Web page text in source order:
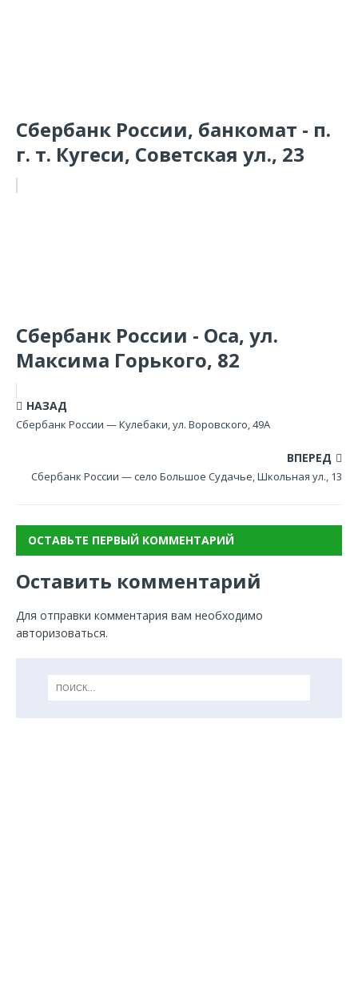
Сбербанк России, банкомат - п.
г. т. Кугеси, Советская ул., 23
Сбербанк России - Оса, ул.
Максима Горького, 82
НАЗАД
Сбербанк России — Кулебаки, ул. Воровского, 49А
ВПЕРЕД
Сбербанк России — село Большое Судачье, Школьная ул., 13
ОСТАВЬТЕ ПЕРВЫЙ КОММЕНТАРИЙ
Оставить комментарий
Для отправки комментария вам необходимо
авторизоваться.